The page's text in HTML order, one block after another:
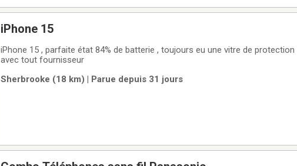
iPhone 15
iPhone 15 , parfaite état 84% de batterie , toujours eu une vitre de protection
avec tout fournisseur
Sherbrooke (18 km) | Parue depuis 31 jours